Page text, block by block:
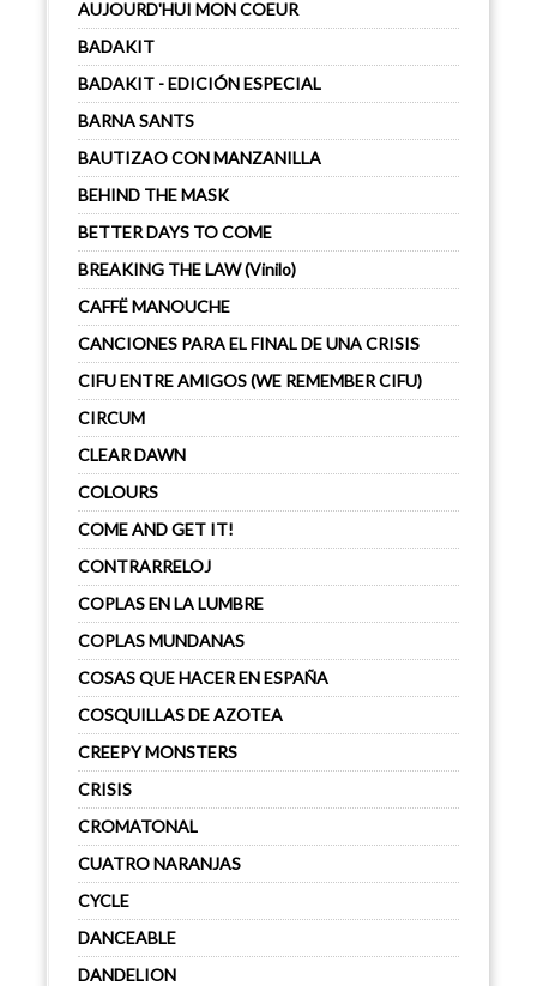
AUJOURD'HUI MON COEUR
BADAKIT
BADAKIT - EDICIÓN ESPECIAL
BARNA SANTS
BAUTIZAO CON MANZANILLA
BEHIND THE MASK
BETTER DAYS TO COME
BREAKING THE LAW (Vinilo)
CAFFË MANOUCHE
CANCIONES PARA EL FINAL DE UNA CRISIS
CIFU ENTRE AMIGOS (WE REMEMBER CIFU)
CIRCUM
CLEAR DAWN
COLOURS
COME AND GET IT!
CONTRARRELOJ
COPLAS EN LA LUMBRE
COPLAS MUNDANAS
COSAS QUE HACER EN ESPAÑA
COSQUILLAS DE AZOTEA
CREEPY MONSTERS
CRISIS
CROMATONAL
CUATRO NARANJAS
CYCLE
DANCEABLE
DANDELION